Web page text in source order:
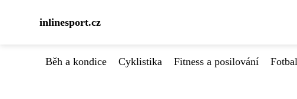
inlinesport.cz
Běh a kondice Cyklistika Fitness a posilování Fotbal